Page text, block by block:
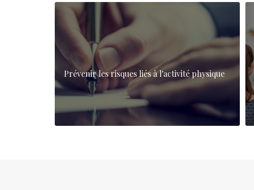
Prévenir les risques liés à l'activité physique